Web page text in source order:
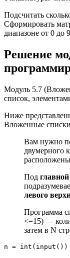
Подсчитать
Сформировать
диапазоне от 0 до
Решение
Модуль 5.7
список,
Ниже
Вложенные
Вам нужно
двумерного
Под
левого
Программа
<=15) —
затем в N
n = int(input()) #